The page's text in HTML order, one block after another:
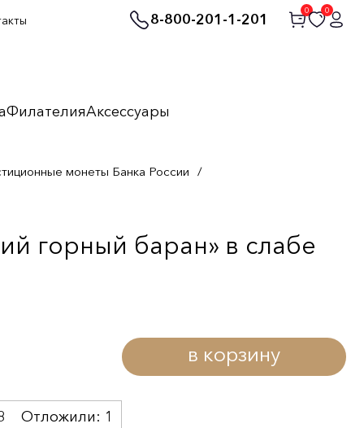
8-800-201-1-201
0 0
ФилателияАксессуары
монеты Банка России /
горный баран» в слабе
в корзину
Отложили: 1